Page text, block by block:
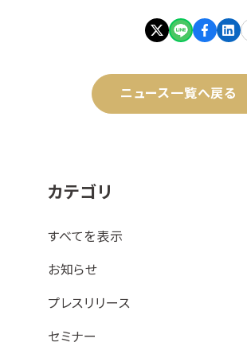
ニュース一覧へ戻る
カテゴリ
すべてを表示
お知らせ
プレスリリース
セミナー